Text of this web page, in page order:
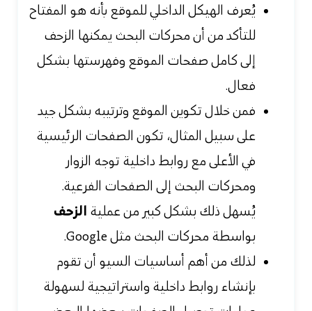
يُعرف الهيكل الداخلي للموقع بأنه هو المفتاح
للتأكد من أن محركات البحث يمكنها الزحف
إلى كامل صفحات الموقع وفهرستها بشكل
فعال.
فمن خلال تكوين الموقع وترتيبه بشكل جيد
على سبيل المثال، تكون الصفحات الرئيسية
في الأعلى مع روابط داخلية توجه الزوار
ومحركات البحث إلى الصفحات الفرعية.
يُسهل ذلك بشكل كبير من عملية الزحف
بواسطة محركات البحث مثل Google.
لذلك من أهم أساسيات السيو أن تقوم
بإنشاء روابط داخلية واستراتيجية لسهولة